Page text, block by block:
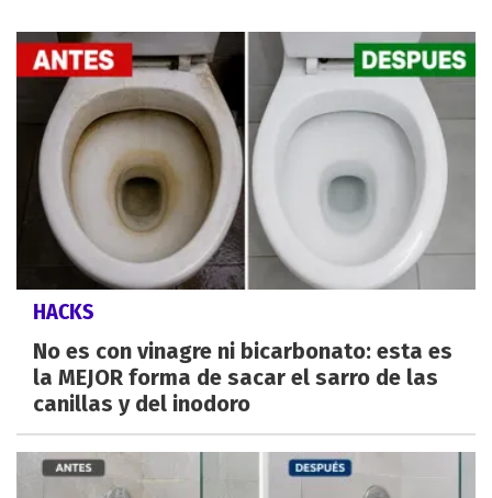
HACKS
No es con vinagre ni bicarbonato: esta es
la MEJOR forma de sacar el sarro de las
canillas y del inodoro